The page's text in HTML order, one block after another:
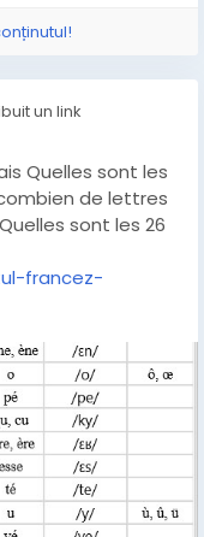
un link
Quelles sont les
de lettres
sont les 26
francez-